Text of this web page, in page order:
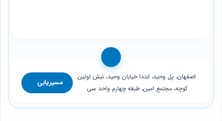
اصفهان، پل وحید، ابتدا خیابان وحید، نبش اولین
کوچه، مجتمع امین، طبقه چهارم واحد سی
مسیریابی